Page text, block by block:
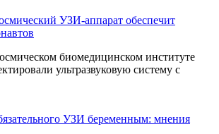
УЗИ-аппарат обеспечит
биомедицинском институте
ультразвуковую систему с
УЗИ беременным: мнения